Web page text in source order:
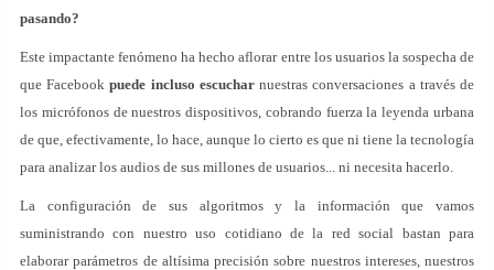
pasando?
Este impactante fenómeno ha hecho aflorar entre los usuarios la sospecha de
que Facebookpuede incluso escucharnuestras conversaciones a través de
los micrófonos de nuestros dispositivos, cobrando fuerza la leyenda urbana
de que, efectivamente, lo hace, aunque lo cierto es que ni tiene la tecnología
para analizar los audios de sus millones de usuarios... ni necesita hacerlo.
La configuración de sus algoritmos y la información que vamos
suministrando con nuestro uso cotidiano de la red social bastan para
elaborar parámetros de altísima precisión sobre nuestros intereses, nuestros